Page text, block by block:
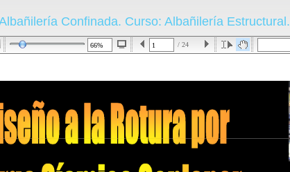
Confinada. Curso: Albañilería Estructural.
/ 24